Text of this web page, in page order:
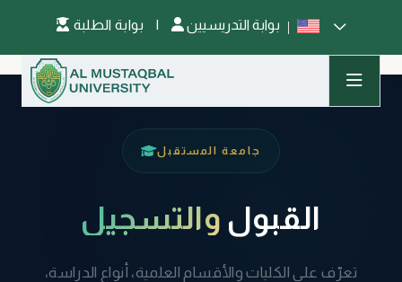
| بوابة التدريسيين
جامعة المستقبل
القبول والتسجيل
تعرّف على الكليات والأقسام العلمية، أنواع الدراسة،